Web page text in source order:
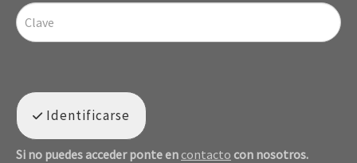
Identificarse
Si no puedes acceder ponte en contacto con nosotros.